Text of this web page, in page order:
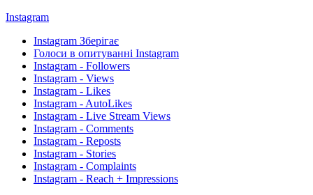
Instagram
Instagram Зберігає
Голоси в опитуванні Instagram
Instagram - Followers
Instagram - Views
Instagram - Likes
Instagram - AutoLikes
Instagram - Live Stream Views
Instagram - Comments
Instagram - Reposts
Instagram - Stories
Instagram - Complaints
Instagram - Reach + Impressions